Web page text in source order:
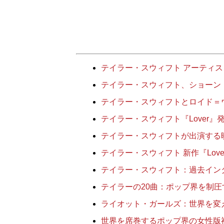
テイラー・スウィフト アーティ
テイラー・スウィフト、ショー
テイラー・スウィフトとロイド
テイラー・スウィフト『Lover』
テイラー・スウィフトが出演す
テイラー・スウィフト 新作『
テイラー・スウィフト：過去イ
テイラーの20曲：ポップ界を制
ライオット・ガールズ：世界を
世界を席巻するポップ界の女性版